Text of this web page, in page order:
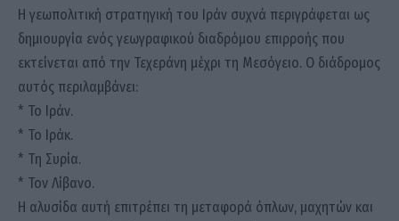
Η γεωπολιτική στρατηγική του Ιράν συχνά περιγράφεται ως
δημιουργία ενός γεωγραφικού διαδρόμου επιρροής που
εκτείνεται από την Τεχεράνη μέχρι τη Μεσόγειο. Ο διάδρομος
αυτός περιλαμβάνει:
* Το Ιράν.
* Το Ιράκ.
* Τη Συρία.
* Τον Λίβανο.
Η αλυσίδα αυτή επιτρέπει τη μεταφορά όπλων, μαχητών και